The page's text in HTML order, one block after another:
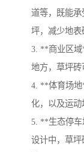
道等，既能
坪，减少地表
3. **商业区
地方，草坪砖
4. **体育场
化，以及运动
5. **生态停
设计中，草